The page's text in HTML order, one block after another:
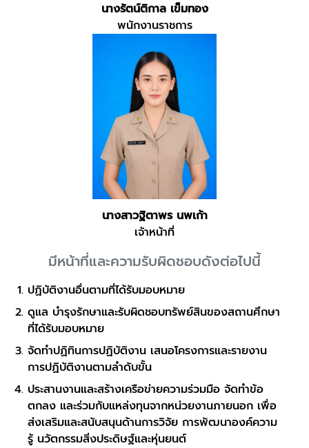
นางรัตน์ติกาล เข็มทอง
พนักงานราชการ
นางสาวฐิตาพร นพเก้า
เจ้าหน้าที่
มีหน้าที่และความรับผิดชอบดังต่อไปนี้
ปฏิบัติงานอื่นตามที่ได้รับมอบหมาย
ดูแล บำรุงรักษาและรับผิดชอบทรัพย์สินของสถานศึกษา
ที่ได้รับมอบหมาย
จัดทำปฏิทินการปฏิบัติงาน เสนอโครงการและรายงาน
การปฏิบัติงานตามลำดับขั้น
ประสานงานและสร้างเครือข่ายความร่วมมือ จัดทำข้อ
ตกลง และร่วมกับแหล่งทุนจากหน่วยงานภายนอก เพื่อ
ส่งเสริมและสนับสนุนด้านการวิจัย การพัฒนาองค์ความ
รู้ นวัตกรรมสิ่งประดิษฐ์และหุ่นยนต์